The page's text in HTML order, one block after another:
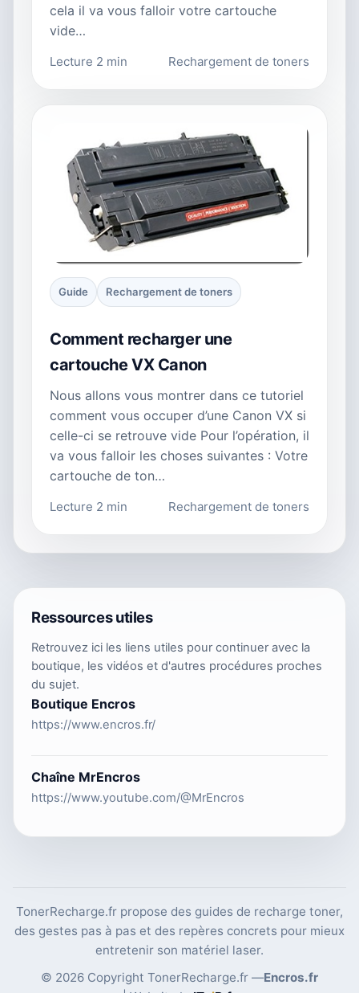
cela il va vous falloir votre cartouche
vide…
Lecture 2 min Rechargement de toners
Guide Rechargement de toners
Comment recharger une
cartouche VX Canon
Nous allons vous montrer dans ce tutoriel
comment vous occuper d’une Canon VX si
celle-ci se retrouve vide Pour l’opération, il
va vous falloir les choses suivantes : Votre
cartouche de ton…
Lecture 2 min Rechargement de toners
Ressources utiles
Retrouvez ici les liens utiles pour continuer avec la
boutique, les vidéos et d'autres procédures proches
du sujet.
Boutique Encros
https://www.encros.fr/
Chaîne MrEncros
https://www.youtube.com/@MrEncros
TonerRecharge.fr propose des guides de recharge toner,
des gestes pas à pas et des repères concrets pour mieux
entretenir son matériel laser.
© 2026 Copyright TonerRecharge.fr —Encros.fr